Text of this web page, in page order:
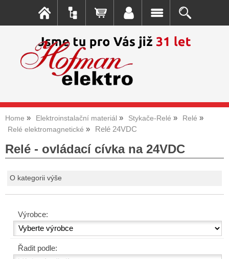
Home Elektroinstalační materiál Stykače-Relé
Relé
Relé elektromagnetické
Relé 24VDC
Relé - ovládací cívka na 24VDC
O kategorii výše
Výrobce:
Řadit podle: